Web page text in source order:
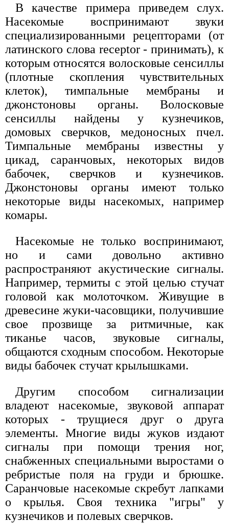
В качестве примера приведем слух.
Насекомые воспринимают звуки
специализированными рецепторами (от
латинского слова receptor - принимать), к
которым относятся волосковые сенсиллы
(плотные скопления чувствительных
клеток), тимпальные мембраны и
джонстоновы органы. Волосковые
сенсиллы найдены у кузнечиков,
домовых сверчков, медоносных пчел.
Тимпальные мембраны известны у
цикад, саранчовых, некоторых видов
бабочек, сверчков и кузнечиков.
Джонстоновы органы имеют только
некоторые виды насекомых, например
комары.
Насекомые не только воспринимают,
но и сами довольно активно
распространяют акустические сигналы.
Например, термиты с этой целью стучат
головой как молоточком. Живущие в
древесине жуки-часовщики, получившие
свое прозвище за ритмичные, как
тиканье часов, звуковые сигналы,
общаются сходным способом. Некоторые
виды бабочек стучат крылышками.
Другим способом сигнализации
владеют насекомые, звуковой аппарат
которых - трущиеся друг о друга
элементы. Многие виды жуков издают
сигналы при помощи трения ног,
снабженных специальными выростами о
ребристые поля на груди и брюшке.
Саранчовые насекомые скребут лапками
о крылья. Своя техника "игры" у
кузнечиков и полевых сверчков.